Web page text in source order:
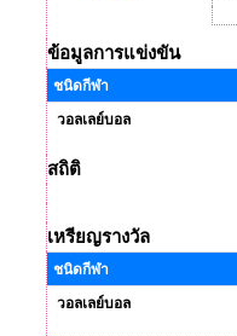
ข้อมูลการแข่งขัน
ชนิดกีฬา
วอลเลย์บอล
สถิติ
เหรียญรางวัล
ชนิดกีฬา
วอลเลย์บอล